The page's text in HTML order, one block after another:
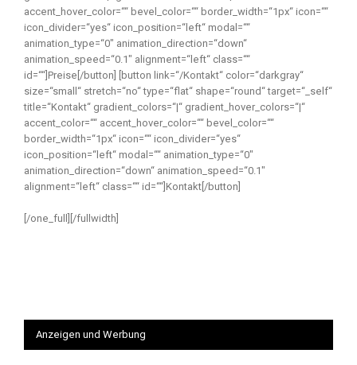
accent_hover_color=““ bevel_color=““ border_width=“1px“ icon=““
icon_divider=“yes“ icon_position=“left“ modal=““
animation_type=“0″ animation_direction=“down“
animation_speed=“0.1″ alignment=“left“ class=““
id=““]Preise[/button] [button link=“/Kontakt“ color=“darkgray“
size=“small“ stretch=“no“ type=“flat“ shape=“round“ target=“_self“
title=“Kontakt“ gradient_colors=“|“ gradient_hover_colors=“|“
accent_color=““ accent_hover_color=““ bevel_color=““
border_width=“1px“ icon=““ icon_divider=“yes“
icon_position=“left“ modal=““ animation_type=“0″
animation_direction=“down“ animation_speed=“0.1″
alignment=“left“ class=““ id=““]Kontakt[/button]
[/one_full][/fullwidth]
Anzeigen und Werbung